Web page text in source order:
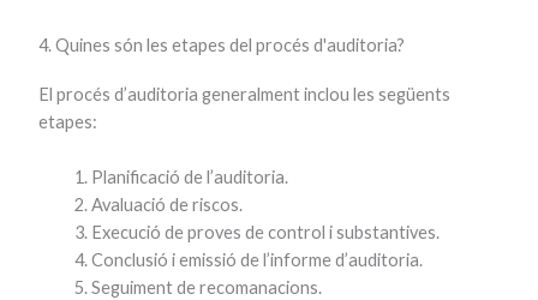
4. Quines són les etapes del procés d'auditoria?
El procés d’auditoria generalment inclou les següents
etapes:
Planificació de l’auditoria.
Avaluació de riscos.
Execució de proves de control i substantives.
Conclusió i emissió de l’informe d’auditoria.
Seguiment de recomanacions.